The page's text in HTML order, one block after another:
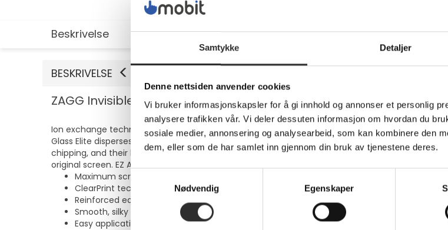
Samtykke Detaljer
Denne nettsiden anvender cookies
Vi bruker informasjonskapsler for å gi innhold og annonser et personlig
analysere trafikken vår. Vi deler dessuten informasjon om hvordan du
sosiale medier, annonsering og analysearbeid, som kan kombinere den
dem, eller som de har samlet inn gjennom din bruk av tjenestene deres.
Samtykkevalg
Nødvendig
Egenskaper
Beskrivelse Utvidet informasjon Teknisk info
BESKRIVELSE
ZAGG InvisibleShield Glass Elite - Linsebeskytter for mobiltelefon -
Ion exchange technology increases surface compression for increased strength and scratch-
Glass Elite disperses the oil from your fingerprints, making them nearly invisible. No other
chipping, and their beveled shape seems to disappear into the screen. The surface of Glass
original screen. EZ Apply tabs, an installation tray, and a rubber install mat make applying your
Maximum scratch prevention
ClearPrint technology
Reinforced edges
Smooth, silky feel
Easy application